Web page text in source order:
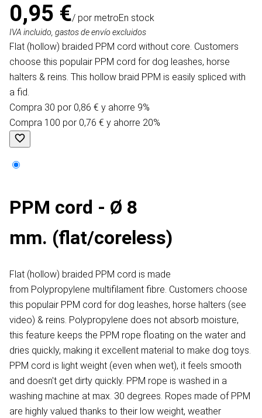
0,95 €/ por metroEn stock
IVA incluido, gastos de envío excluidos
Flat (hollow) braided PPM cord without core. Customers
choose this populair PPM cord for dog leashes, horse
halters & reins. This hollow braid PPM is easily spliced with
a fid.
Compra 30 por 0,86 € y ahorre 9%
Compra 100 por 0,76 € y ahorre 20%
PPM cord - Ø 8
mm. (flat/coreless)
Flat (hollow) braided PPM cord is made
from Polypropylene multifilament fibre. Customers choose
this populair PPM cord for dog leashes, horse halters (see
video) & reins. Polypropylene does not absorb moisture,
this feature keeps the PPM rope floating on the water and
dries quickly, making it excellent material to make dog toys.
PPM cord is light weight (even when wet), it feels smooth
and doesn't get dirty quickly. PPM rope is washed in a
washing machine at max. 30 degrees. Ropes made of PPM
are highly valued thanks to their low weight, weather